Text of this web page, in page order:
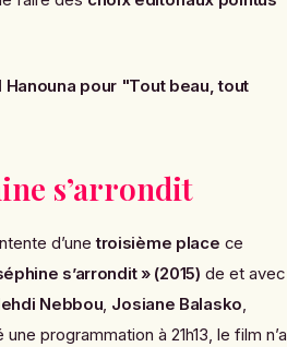
Hanouna pour "Tout beau, tout
s’arrondit
d’unetroisième place ce
s’arrondit » (2015) de et avec
Nebbou, Josiane Balasko,
programmation à 21h13, le film n’a